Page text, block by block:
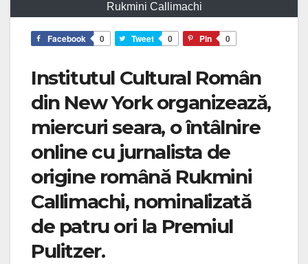
Rukmini Callimachi
Facebook 0 Tweet 0 Pin 0
Institutul Cultural Român
din New York organizează,
miercuri seara, o întâlnire
online cu jurnalista de
origine română Rukmini
Callimachi, nominalizată
de patru ori la Premiul
Pulitzer.